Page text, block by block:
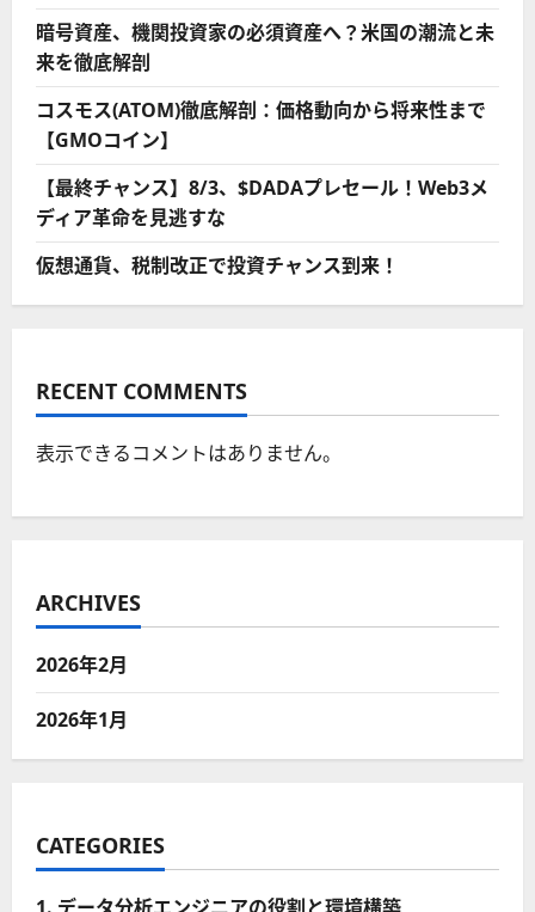
暗号資産、機関投資家の必須資産へ？米国の潮流と未
来を徹底解剖
コスモス(ATOM)徹底解剖：価格動向から将来性まで
【GMOコイン】
【最終チャンス】8/3、$DADAプレセール！Web3メ
ディア革命を見逃すな
仮想通貨、税制改正で投資チャンス到来！
RECENT COMMENTS
表示できるコメントはありません。
ARCHIVES
2026年2月
2026年1月
CATEGORIES